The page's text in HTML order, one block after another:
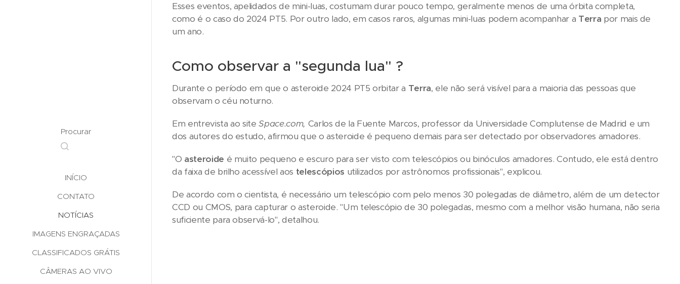
Procurar
INÍCIO
CONTATO
NOTÍCIAS
IMAGENS ENGRAÇADAS
CLASSIFICADOS GRÁTIS
CÂMERAS AO VIVO
Esses eventos, apelidados de mini-luas, costumam durar pouco tempo, geralmente menos de uma órbita completa,
como é o caso do 2024 PT5. Por outro lado, em casos raros, algumas mini-luas podem acompanhar a Terra por mais de
um ano.
Como observar a "segunda lua" ?
Durante o período em que o asteroide 2024 PT5 orbitar a Terra, ele não será visível para a maioria das pessoas que
observam o céu noturno.
Em entrevista ao siteSpace.com, Carlos de la Fuente Marcos, professor da Universidade Complutense de Madrid e um
dos autores do estudo, afirmou que o asteroide é pequeno demais para ser detectado por observadores amadores.
"O asteroide é muito pequeno e escuro para ser visto com telescópios ou binóculos amadores. Contudo, ele está dentro
da faixa de brilho acessível aos telescópios utilizados por astrônomos profissionais", explicou.
De acordo com o cientista, é necessário um telescópio com pelo menos 30 polegadas de diâmetro, além de um detector
CCD ou CMOS, para capturar o asteroide. "Um telescópio de 30 polegadas, mesmo com a melhor visão humana, não seria
suficiente para observá-lo", detalhou.